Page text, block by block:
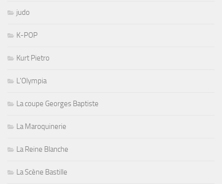
judo
K-POP
Kurt Pietro
L'Olympia
La coupe Georges Baptiste
La Maroquinerie
La Reine Blanche
La Scène Bastille